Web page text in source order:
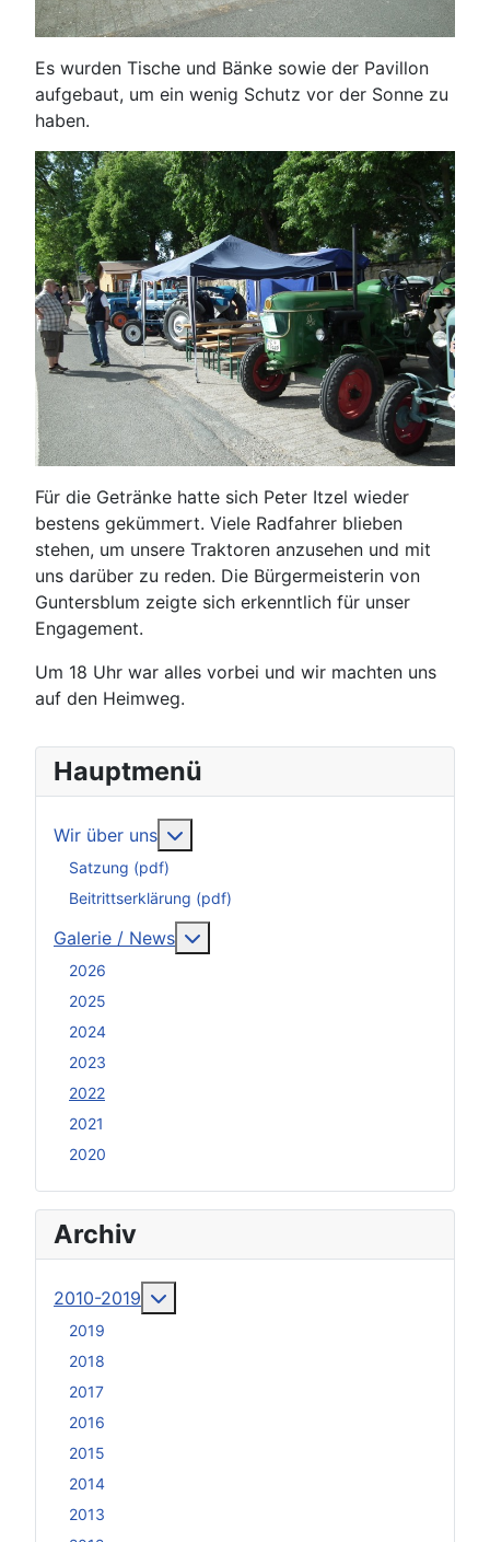
Es wurden Tische und Bänke sowie der Pavillon
aufgebaut, um ein wenig Schutz vor der Sonne zu
haben.
Für die Getränke hatte sich Peter Itzel wieder
bestens gekümmert. Viele Radfahrer blieben
stehen, um unsere Traktoren anzusehen und mit
uns darüber zu reden. Die Bürgermeisterin von
Guntersblum zeigte sich erkenntlich für unser
Engagement.
Um 18 Uhr war alles vorbei und wir machten uns
auf den Heimweg.
Hauptmenü
Wir über uns
Satzung (pdf)
Beitrittserklärung (pdf)
Galerie / News
2026
2025
2024
2023
2022
2021
2020
Archiv
2010-2019
2019
2018
2017
2016
2015
2014
2013